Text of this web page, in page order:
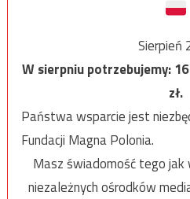
Sierpień
W sierpniu potrzebujemy:
zł.
Państwa wsparcie jest
Fundacji Magna Polonia.
Masz świadomość tego
niezależnych ośrodków